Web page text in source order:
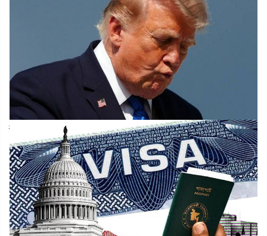
ইরানে হামলা স্থগিত করলেন ট্রাম্প, নেপথ্যে কী